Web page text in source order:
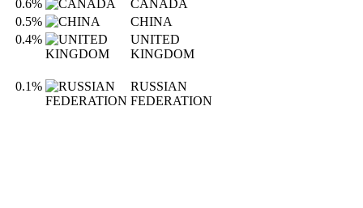
0.6%
CANADA
0.5%
CHINA
0.4%
UNITED
KINGDOM
0.1%
RUSSIAN
FEDERATION